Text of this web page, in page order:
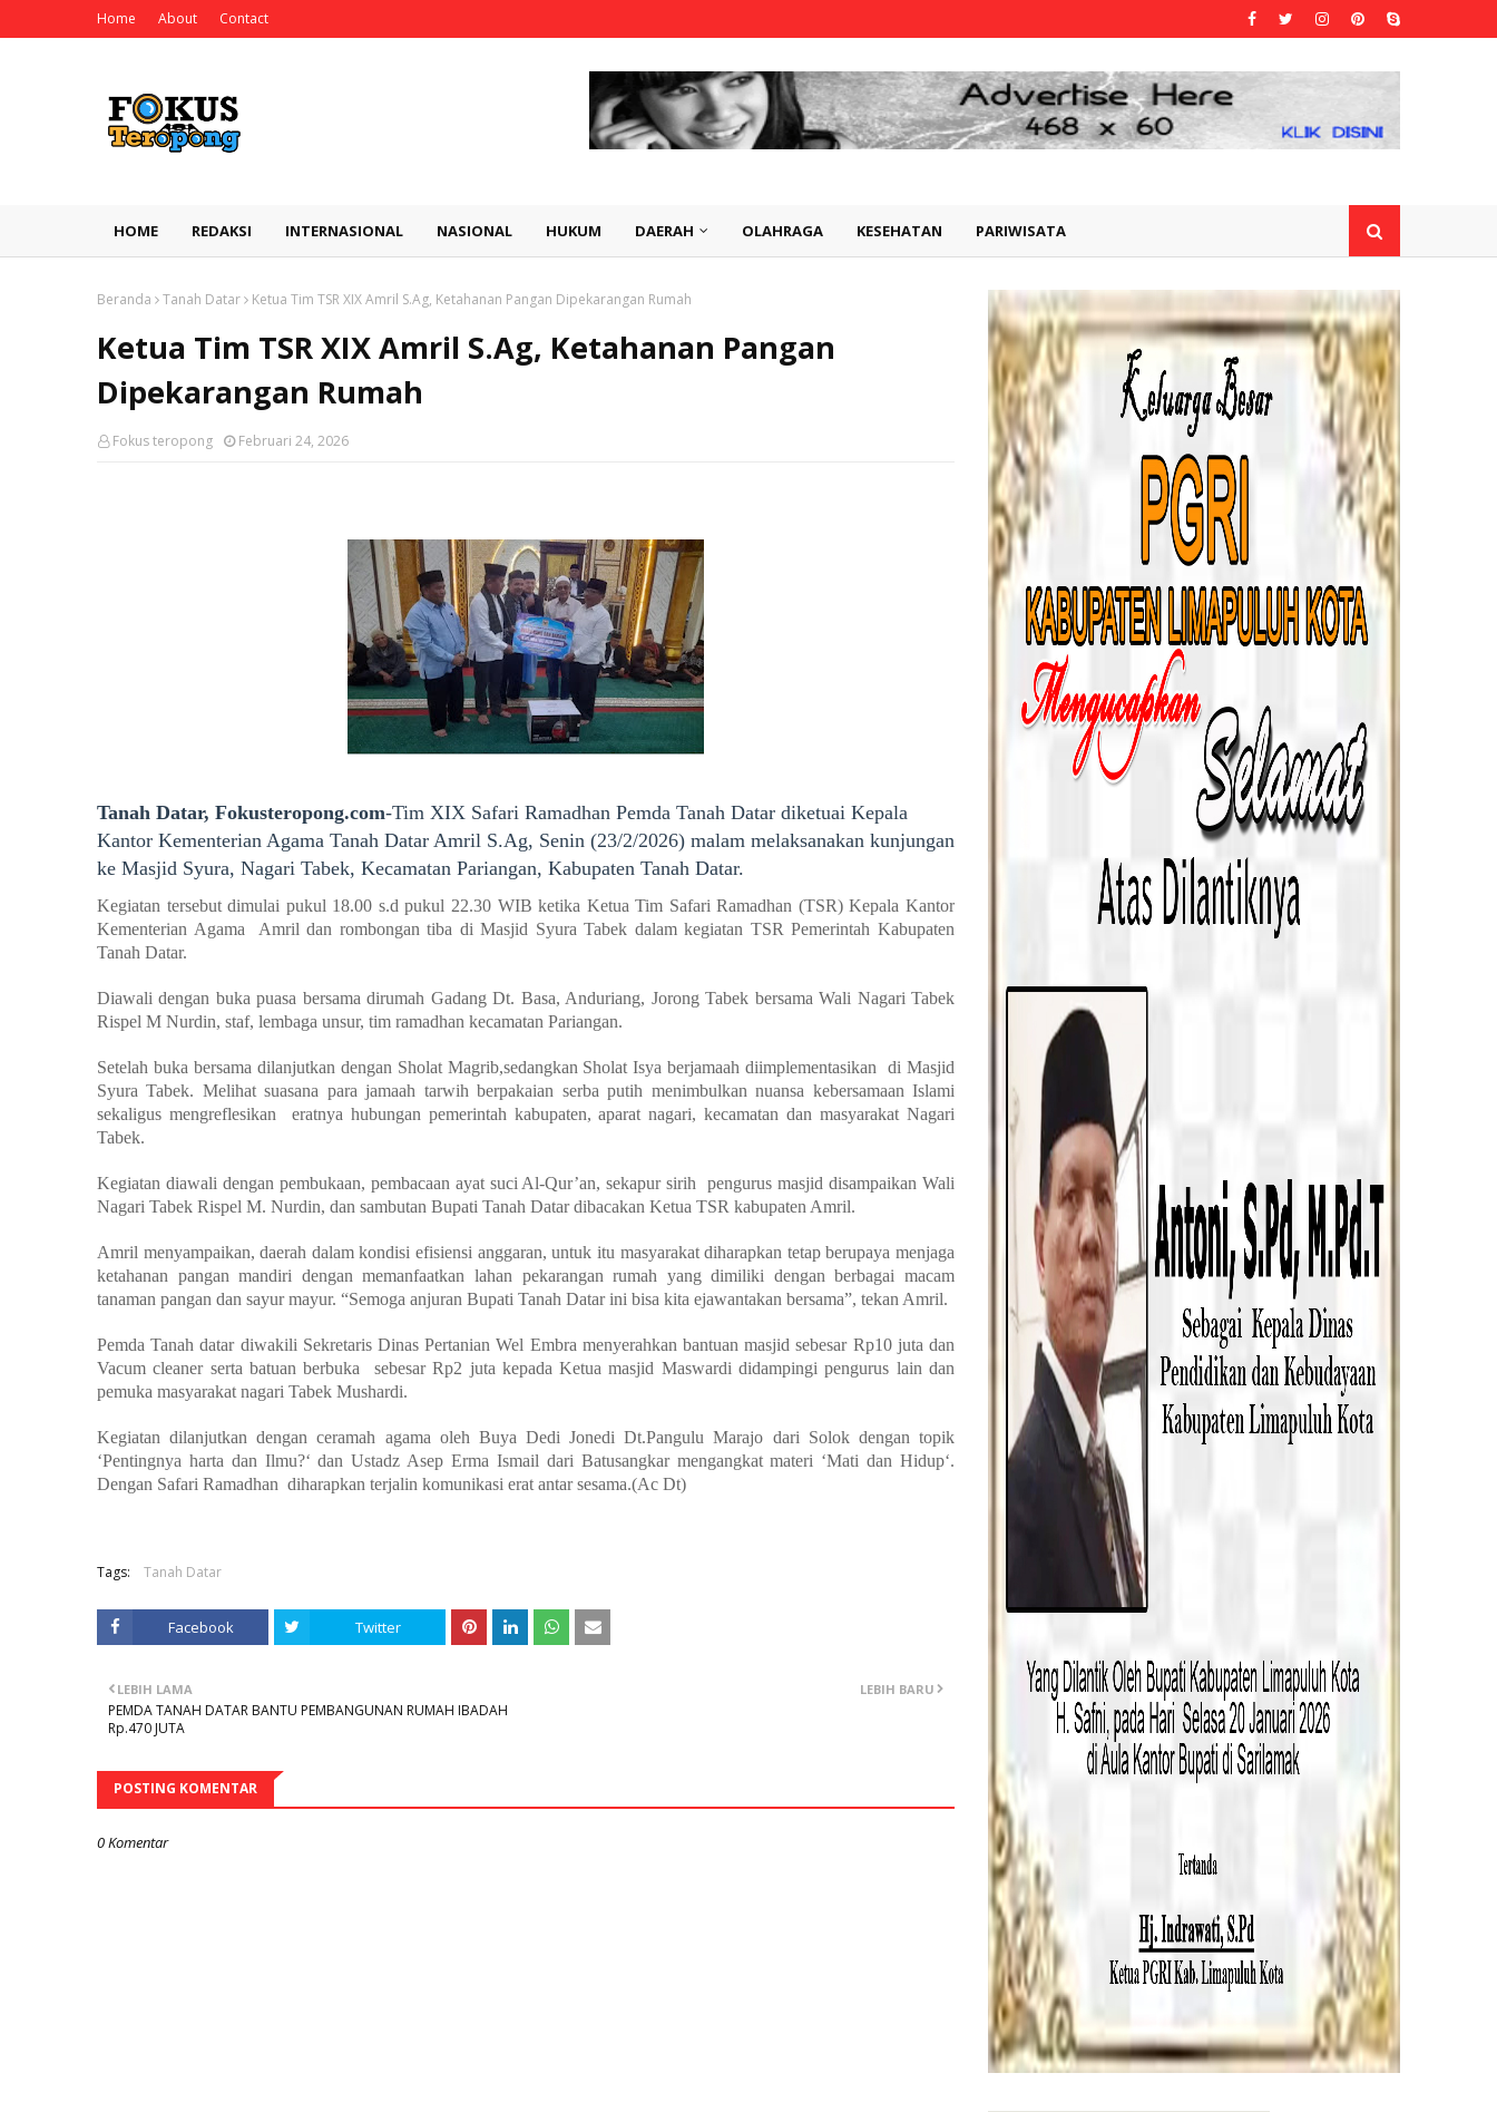
Home About Contact
HOME REDAKSI INTERNASIONAL NASIONAL HUKUM DAERAH OLAHRAGA KESEHATAN PARIWISATA
Beranda Tanah Datar Ketua Tim TSR XIX Amril S.Ag, Ketahanan Pangan Dipekarangan Rumah
Ketua Tim TSR XIX Amril S.Ag, Ketahanan Pangan
Dipekarangan Rumah
Fokus teropong Februari 24, 2026
Tanah Datar, Fokusteropong.com-Tim XIX Safari Ramadhan Pemda Tanah Datar diketuai Kepala
Kantor Kementerian Agama Tanah Datar Amril S.Ag, Senin (23/2/2026) malam melaksanakan kunjungan
ke Masjid Syura, Nagari Tabek, Kecamatan Pariangan, Kabupaten Tanah Datar.
Kegiatan tersebut dimulai pukul 18.00 s.d pukul 22.30 WIB ketika Ketua Tim Safari Ramadhan (TSR) Kepala Kantor
Kementerian Agama Amril dan rombongan tiba di Masjid Syura Tabek dalam kegiatan TSR Pemerintah Kabupaten
Tanah Datar.
Diawali dengan buka puasa bersama dirumah Gadang Dt. Basa, Anduriang, Jorong Tabek bersama Wali Nagari Tabek
Rispel M Nurdin, staf, lembaga unsur, tim ramadhan kecamatan Pariangan.
Setelah buka bersama dilanjutkan dengan Sholat Magrib,sedangkan Sholat Isya berjamaah diimplementasikan di Masjid
Syura Tabek. Melihat suasana para jamaah tarwih berpakaian serba putih menimbulkan nuansa kebersamaan Islami
sekaligus mengreflesikan eratnya hubungan pemerintah kabupaten, aparat nagari, kecamatan dan masyarakat Nagari
Tabek.
Kegiatan diawali dengan pembukaan, pembacaan ayat suci Al-Qur’an, sekapur sirih pengurus masjid disampaikan Wali
Nagari Tabek Rispel M. Nurdin, dan sambutan Bupati Tanah Datar dibacakan Ketua TSR kabupaten Amril.
Amril menyampaikan, daerah dalam kondisi efisiensi anggaran, untuk itu masyarakat diharapkan tetap berupaya menjaga
ketahanan pangan mandiri dengan memanfaatkan lahan pekarangan rumah yang dimiliki dengan berbagai macam
tanaman pangan dan sayur mayur. “Semoga anjuran Bupati Tanah Datar ini bisa kita ejawantakan bersama”, tekan Amril.
Pemda Tanah datar diwakili Sekretaris Dinas Pertanian Wel Embra menyerahkan bantuan masjid sebesar Rp10 juta dan
Vacum cleaner serta batuan berbuka sebesar Rp2 juta kepada Ketua masjid Maswardi didampingi pengurus lain dan
pemuka masyarakat nagari Tabek Mushardi.
Kegiatan dilanjutkan dengan ceramah agama oleh Buya Dedi Jonedi Dt.Pangulu Marajo dari Solok dengan topik
‘Pentingnya harta dan Ilmu?‘ dan Ustadz Asep Erma Ismail dari Batusangkar mengangkat materi ‘Mati dan Hidup‘.
Dengan Safari Ramadhan diharapkan terjalin komunikasi erat antar sesama.(Ac Dt)
Tags: Tanah Datar
Facebook Twitter
LEBIH BARU
LEBIH LAMA
PEMDA TANAH DATAR BANTU PEMBANGUNAN RUMAH IBADAH
Rp.470 JUTA
POSTING KOMENTAR
0 Komentar